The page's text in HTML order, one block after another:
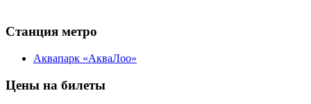
Станция метро
Аквапарк «АкваЛоо»
Цены на билеты